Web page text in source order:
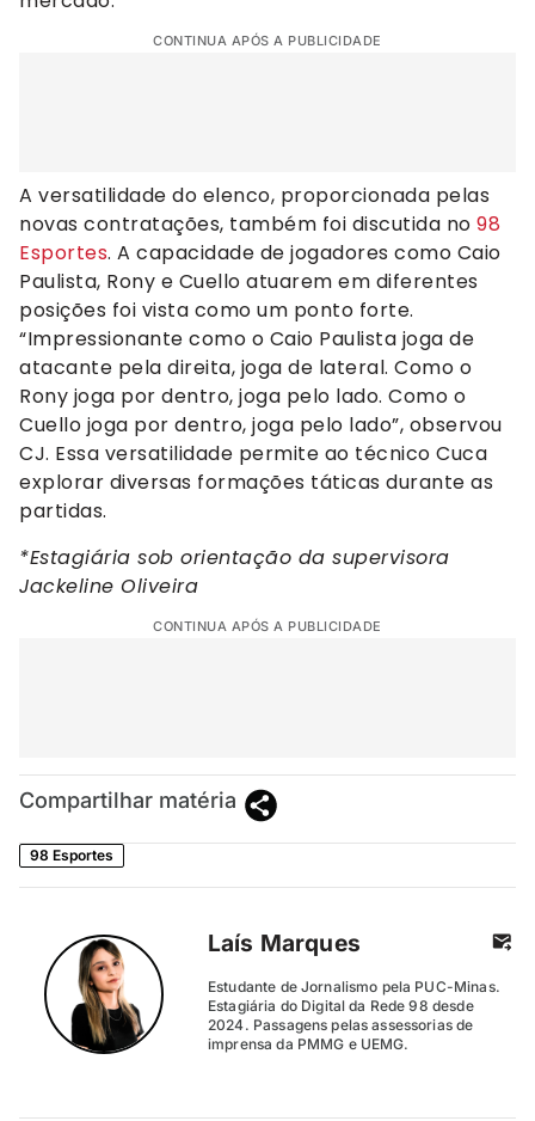
CONTINUA APÓS A PUBLICIDADE
A versatilidade do elenco, proporcionada pelas
novas contratações, também foi discutida no 98
Esportes. A capacidade de jogadores como Caio
Paulista, Rony e Cuello atuarem em diferentes
posições foi vista como um ponto forte.
“Impressionante como o Caio Paulista joga de
atacante pela direita, joga de lateral. Como o
Rony joga por dentro, joga pelo lado. Como o
Cuello joga por dentro, joga pelo lado”, observou
CJ. Essa versatilidade permite ao técnico Cuca
explorar diversas formações táticas durante as
partidas.
*Estagiária sob orientação da supervisora
Jackeline Oliveira
CONTINUA APÓS A PUBLICIDADE
Compartilhar matéria
98 Esportes
Laís Marques
Estudante de Jornalismo pela PUC-Minas.
Estagiária do Digital da Rede 98 desde
2024. Passagens pelas assessorias de
imprensa da PMMG e UEMG.